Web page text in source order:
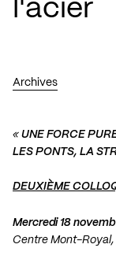
l'acier
Archives
« UNE FORCE
LES PONTS, LA
DEUXIÈME
Mercredi 18
Centre Mont-